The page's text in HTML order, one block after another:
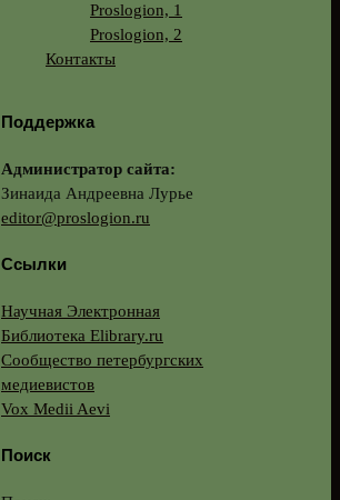
Proslogion, 1
Proslogion, 2
Контакты
Поддержка
Администратор сайта:
Зинаида Андреевна Лурье
editor@proslogion.ru
Ссылки
Научная Электронная
Библиотека Elibrary.ru
Сообщество петербургских
медиевистов
Vox Medii Aevi
Поиск